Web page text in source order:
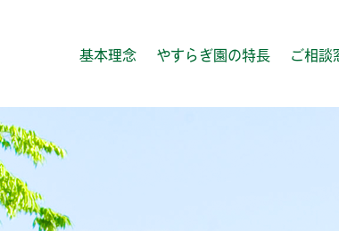
基本理念 やすらぎ園の特長 ご相談